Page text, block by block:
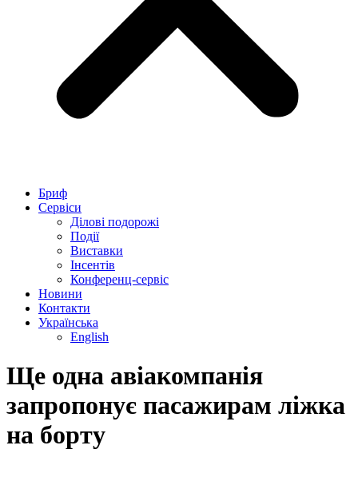
Бриф
Сервіси
Ділові подорожі
Події
Виставки
Інсентів
Конференц-сервіс
Новини
Контакти
Українська
English
Ще одна авіакомпанія
запропонує пасажирам ліжка
на борту